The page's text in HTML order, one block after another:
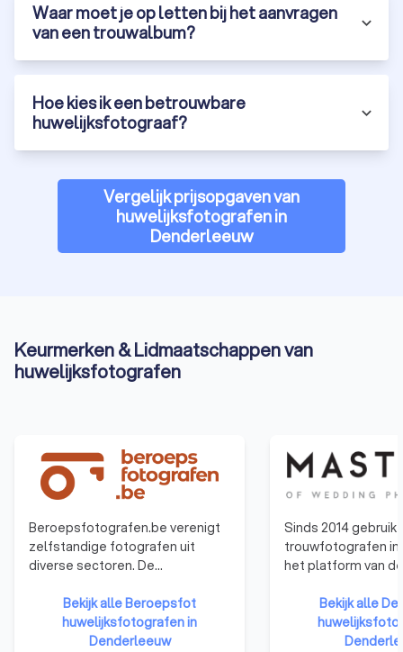
Waar moet je op letten bij het aanvragen
van een trouwalbum?
Hoe kies ik een betrouwbare
huwelijksfotograaf?
Vergelijk prijsopgaven van
huwelijksfotografen in
Denderleeuw
Keurmerken & Lidmaatschappen van
huwelijksfotografen
Beroepsfotografen.be verenigt
zelfstandige fotografen uit
diverse sectoren. De
de belangen van haar leden bij
regionale, nationale en
internationale overheden en het
Bekijk alle Beroepsfot
huwelijksfotografen in
Denderleeuw
Sinds 2014
trouwfotografen in
het platform van
collega's te
inspireren, online
Leren van elkaar
Bekijk alle